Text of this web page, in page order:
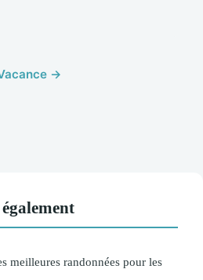
→
meilleures randonnées pour les